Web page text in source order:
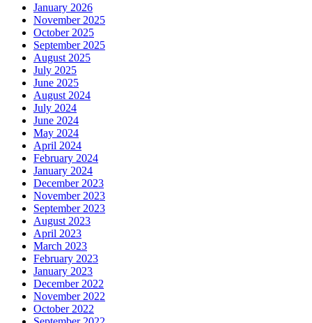
January 2026
November 2025
October 2025
September 2025
August 2025
July 2025
June 2025
August 2024
July 2024
June 2024
May 2024
April 2024
February 2024
January 2024
December 2023
November 2023
September 2023
August 2023
April 2023
March 2023
February 2023
January 2023
December 2022
November 2022
October 2022